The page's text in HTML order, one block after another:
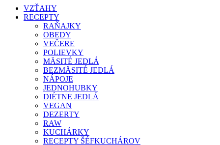
VZŤAHY
RECEPTY
RAŇAJKY
OBEDY
VEČERE
POLIEVKY
MÄSITÉ JEDLÁ
BEZMÄSITÉ JEDLÁ
NÁPOJE
JEDNOHUBKY
DIÉTNE JEDLÁ
VEGAN
DEZERTY
RAW
KUCHÁRKY
RECEPTY ŠÉFKUCHÁROV